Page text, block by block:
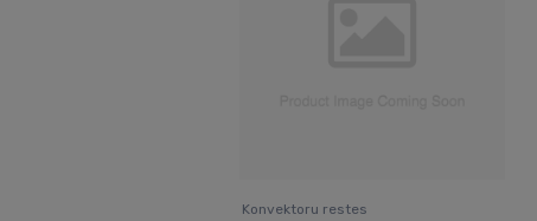
Konvektoru restes